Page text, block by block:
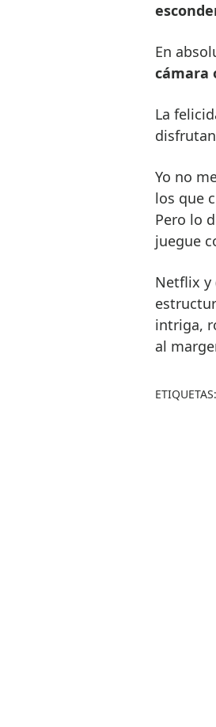
En
cámara
La
Yo no
los que
Pero lo
juegue
Netflix y
intriga,
al
ETIQUETAS: